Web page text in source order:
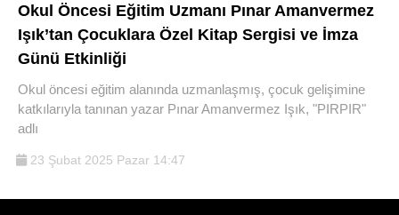
Okul Öncesi Eğitim Uzmanı Pınar Amanvermez
Işık’tan Çocuklara Özel Kitap Sergisi ve İmza
Günü Etkinliği
Okul öncesi eğitim alanında uzmanlaşmış, çocuk gelişimine
katkılarıyla tanınan yazar Pınar Amanvermez Işık, "PIRPIR"
adlı
23 Şubat 2025 Pazar 14:47